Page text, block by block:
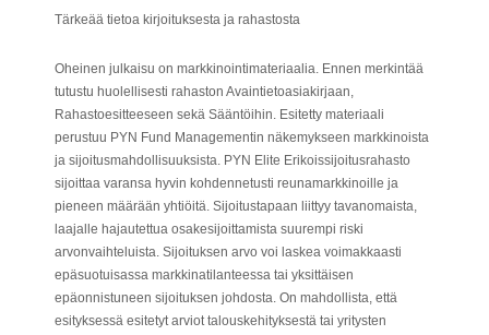
Tärkeää tietoa kirjoituksesta ja rahastosta
Oheinen julkaisu on markkinointimateriaalia. Ennen merkintää
tutustu huolellisesti rahaston Avaintietoasiakirjaan,
Rahastoesitteeseen sekä Sääntöihin. Esitetty materiaali
perustuu PYN Fund Managementin näkemykseen markkinoista
ja sijoitusmahdollisuuksista. PYN Elite Erikoissijoitusrahasto
sijoittaa varansa hyvin kohdennetusti reunamarkkinoille ja
pieneen määrään yhtiöitä. Sijoitustapaan liittyy tavanomaista,
laajalle hajautettua osakesijoittamista suurempi riski
arvonvaihteluista. Sijoituksen arvo voi laskea voimakkaasti
epäsuotuisassa markkinatilanteessa tai yksittäisen
epäonnistuneen sijoituksen johdosta. On mahdollista, että
esityksessä esitetyt arviot talouskehityksestä tai yritysten